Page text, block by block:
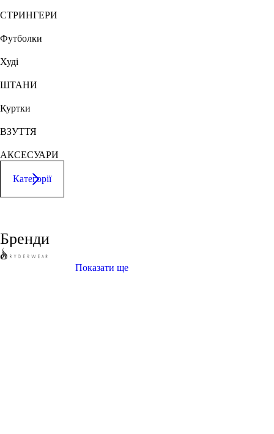
СТРИНГЕРИ
Футболки
Худі
ШТАНИ
Куртки
ВЗУТТЯ
АКСЕСУАРИ
Категорії
СТРИНГЕРИ
Футболки
кросівки
купити київ
Бренди
Показати ще